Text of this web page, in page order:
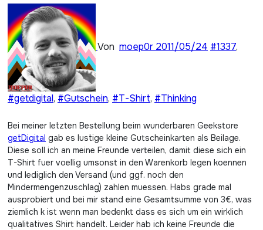
Von moep0r 2011/05/24 #1337,
#getdigital, #Gutschein, #T-Shirt, #Thinking
Bei meiner letzten Bestellung beim wunderbaren Geekstore
getDigital gab es lustige kleine Gutscheinkarten als Beilage.
Diese soll ich an meine Freunde verteilen, damit diese sich ein
T-Shirt fuer voellig umsonst in den Warenkorb legen koennen
und lediglich den Versand (und ggf. noch den
Mindermengenzuschlag) zahlen muessen. Habs grade mal
ausprobiert und bei mir stand eine Gesamtsumme von 3€, was
ziemlich k ist wenn man bedenkt dass es sich um ein wirklich
qualitatives Shirt handelt. Leider hab ich keine Freunde die